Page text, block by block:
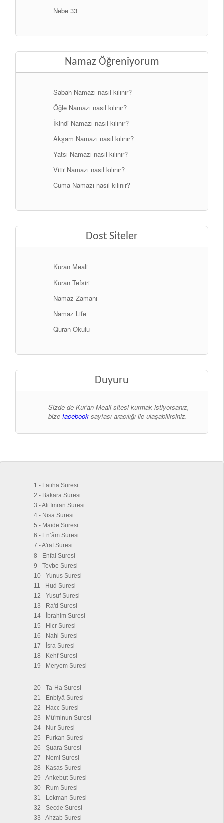
Nebe 33
Namaz Öğreniyorum
Sabah Namazı nasıl kılınır?
Öğle Namazı nasıl kılınır?
İkindi Namazı nasıl kılınır?
Akşam Namazı nasıl kılınır?
Yatsı Namazı nasıl kılınır?
Vitir Namazı nasıl kılınır?
Cuma Namazı nasıl kılınır?
Dost Siteler
Kuran Meali
Kuran Tefsiri
Namaz Zamanı
Namaz Life
Quran Okulu
Duyuru
Sizde de Kur'an Meali sitesi kurmak istiyorsanız,
bize facebook sayfası aracılığı ile ulaşabilirsiniz.
1 - Fatiha Suresi
2 - Bakara Suresi
3 - Ali İmran Suresi
4 - Nisa Suresi
5 - Maide Suresi
6 - En’âm Suresi
7 - A'raf Suresi
8 - Enfal Suresi
9 - Tevbe Suresi
10 - Yunus Suresi
11 - Hud Suresi
12 - Yusuf Suresi
13 - Ra'd Suresi
14 - İbrahim Suresi
15 - Hicr Suresi
16 - Nahl Suresi
17 - İsra Suresi
18 - Kehf Suresi
19 - Meryem Suresi
20 - Ta-Ha Suresi
21 - Enbiyâ Suresi
22 - Hacc Suresi
23 - Mü'minun Suresi
24 - Nur Suresi
25 - Furkan Suresi
26 - Şuara Suresi
27 - Neml Suresi
28 - Kasas Suresi
29 - Ankebut Suresi
30 - Rum Suresi
31 - Lokman Suresi
32 - Secde Suresi
33 - Ahzab Suresi